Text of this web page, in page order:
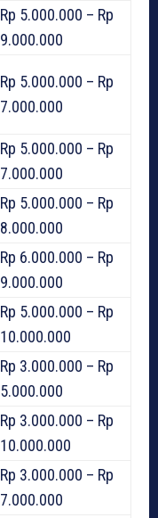
Rp 5.000.000 – Rp
9.000.000
Rp 5.000.000 – Rp
7.000.000
Rp 5.000.000 – Rp
7.000.000
Rp 5.000.000 – Rp
8.000.000
Rp 6.000.000 – Rp
9.000.000
Rp 5.000.000 – Rp
10.000.000
Rp 3.000.000 – Rp
5.000.000
Rp 3.000.000 – Rp
10.000.000
Rp 3.000.000 – Rp
7.000.000